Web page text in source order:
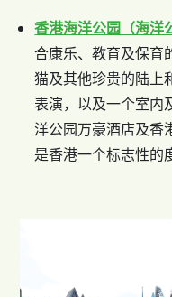
香港海洋公园（海洋
合康乐、教育及保育
猫及其他珍贵的陆上
表演，以及一个室内
洋公园万豪酒店及香
是香港一个标志性的